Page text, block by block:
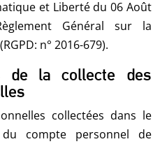
et Liberté du 06 Août
Général sur la
n° 2016-679).
de la collecte des
collectées dans le
compte personnel de